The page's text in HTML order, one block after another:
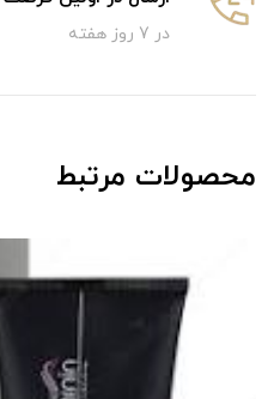
در 7 روز هفته
محصولات مرتبط